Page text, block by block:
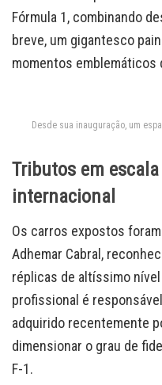
Fórmula 1, combinando
breve, um gigantesco
momentos emblemáticos
Desde sua inauguração, um
Tributos em
internacional
Os carros expostos
Adhemar Cabral,
réplicas de altíssimo
profissional é
adquirido recentemente
dimensionar o grau de
F-1.